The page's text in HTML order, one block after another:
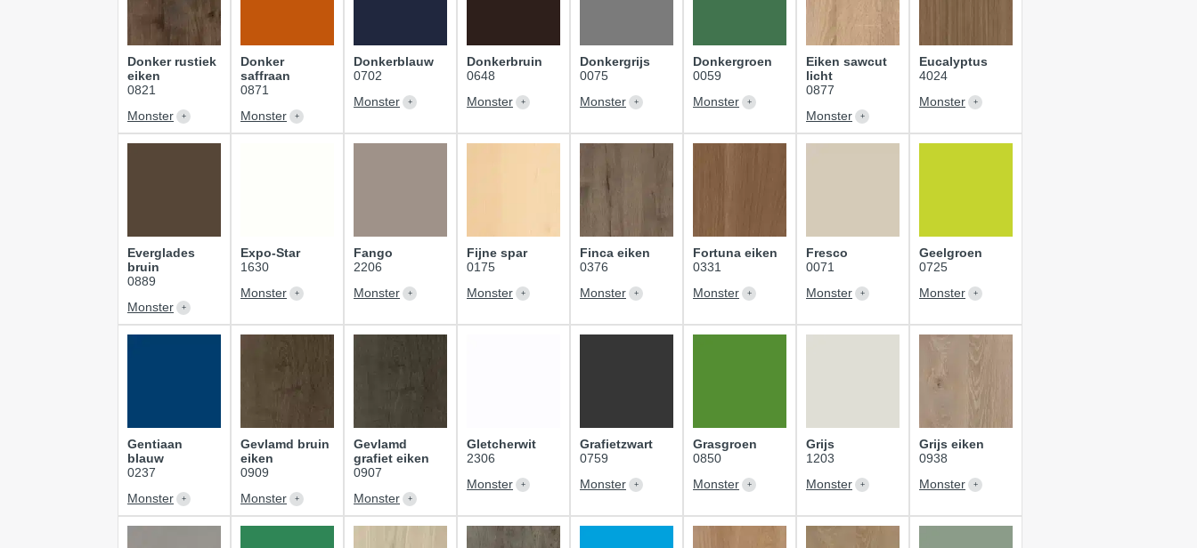
Donker rustiek
eiken
0821
Monster
Donker
saffraan
0871
Monster
Donkerblauw
0702
Monster
Donkerbruin
0648
Monster
Donkergrijs
0075
Monster
Donkergroen
0059
Monster
Eiken sawcut
licht
0877
Monster
Eucalyptus
4024
Monster
Everglades
bruin
0889
Monster
Expo-Star
1630
Monster
Fango
2206
Monster
Fijne spar
0175
Monster
Finca eiken
0376
Monster
Fortuna eiken
0331
Monster
Fresco
0071
Monster
Geelgroen
0725
Monster
Gentiaan
blauw
0237
Monster
Gevlamd bruin
eiken
0909
Monster
Gevlamd
grafiet eiken
0907
Monster
Gletcherwit
2306
Monster
Grafietzwart
0759
Monster
Grasgroen
0850
Monster
Grijs
1203
Monster
Grijs eiken
0938
Monster